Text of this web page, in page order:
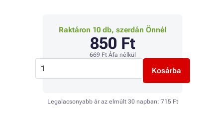
Raktáron 10 db, szerdán Önnél
850 Ft
669 FtÁfa nélkül
Kosárba
Legalacsonyabb ár az elmúlt 30 napban: 715 Ft